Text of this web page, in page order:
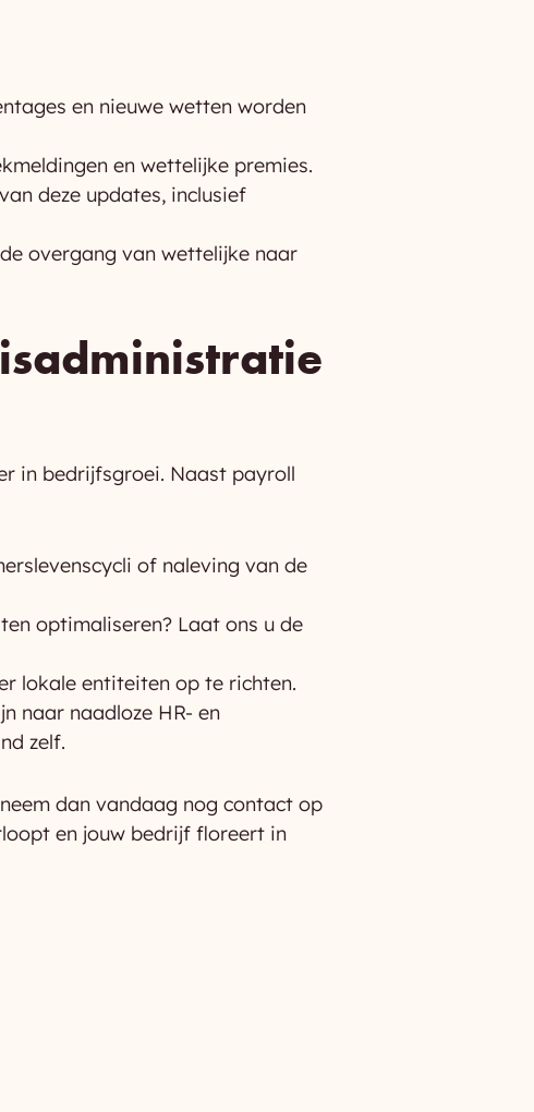
en nieuwe wetten worden
en wettelijke premies.
deze updates, inclusief
overgang van wettelijke naar
in bedrijfsgroei. Naast payroll
of naleving van de
optimaliseren? Laat ons u de
lokale entiteiten op te richten.
naar naadloze HR- en
zelf.
dan vandaag nog contact op
en jouw bedrijf floreert in